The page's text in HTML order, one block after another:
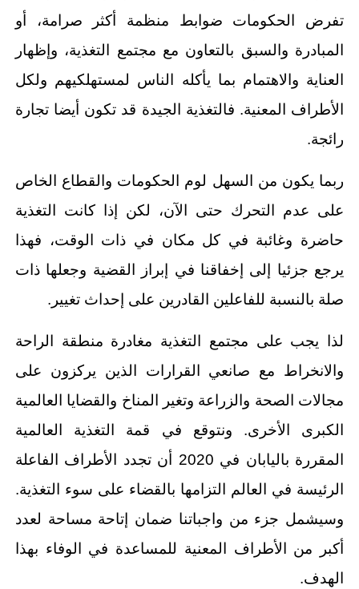
تفرض الحكومات ضوابط منظمة أكثر صرامة، أو
المبادرة والسبق بالتعاون مع مجتمع التغذية، وإظهار
العناية والاهتمام بما يأكله الناس لمستهلكيهم ولكل
الأطراف المعنية. فالتغذية الجيدة قد تكون أيضا تجارة
رائجة.
ربما يكون من السهل لوم الحكومات والقطاع الخاص
على عدم التحرك حتى الآن، لكن إذا كانت التغذية
حاضرة وغائبة في كل مكان في ذات الوقت، فهذا
يرجع جزئيا إلى إخفاقنا في إبراز القضية وجعلها ذات
صلة بالنسبة للفاعلين القادرين على إحداث تغيير.
لذا يجب على مجتمع التغذية مغادرة منطقة الراحة
والانخراط مع صانعي القرارات الذين يركزون على
مجالات الصحة والزراعة وتغير المناخ والقضايا العالمية
الكبرى الأخرى. ونتوقع في قمة التغذية العالمية
المقررة باليابان في 2020 أن تجدد الأطراف الفاعلة
الرئيسة في العالم التزامها بالقضاء على سوء التغذية.
وسيشمل جزء من واجباتنا ضمان إتاحة مساحة لعدد
أكبر من الأطراف المعنية للمساعدة في الوفاء بهذا
الهدف.